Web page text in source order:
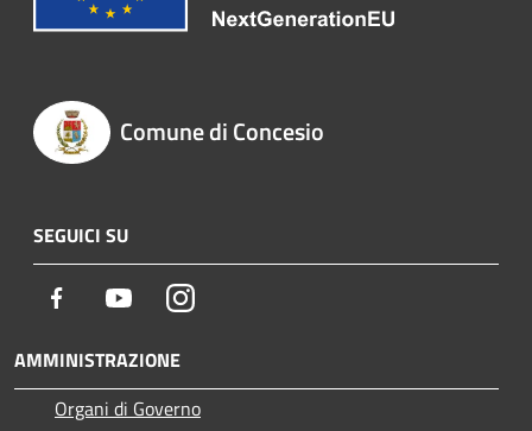
Comune di Concesio
SEGUICI SU
Facebook YoutubeInstagram
AMMINISTRAZIONE
Organi di Governo